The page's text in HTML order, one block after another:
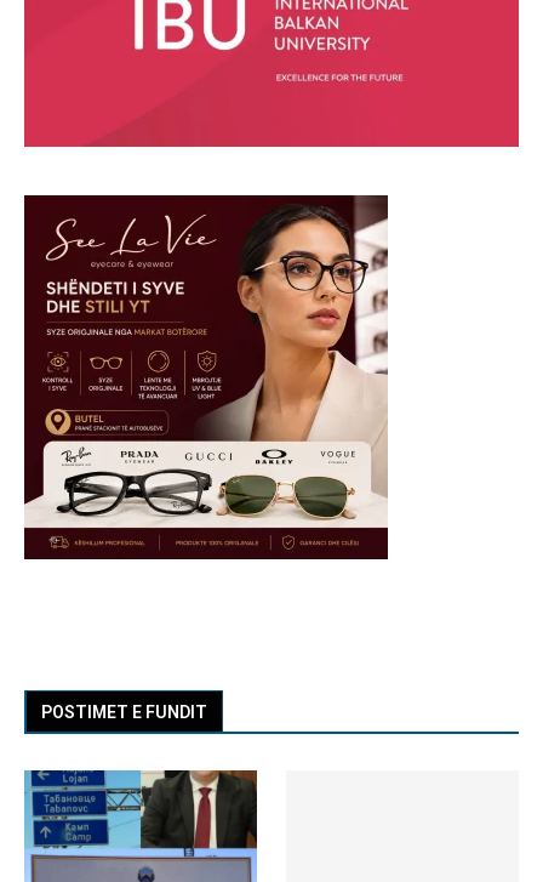
POSTIMET E FUNDIT